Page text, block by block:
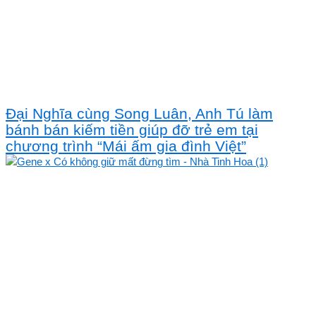
Đại Nghĩa cùng Song Luân, Anh Tú làm
bánh bán kiếm tiền giúp đỡ trẻ em tại
chương trình “Mái ấm gia đình Việt”